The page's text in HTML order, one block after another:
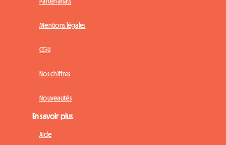
Mentions légales
CGU
Nos chiffres
Nouveautés
En savoir plus
Aide